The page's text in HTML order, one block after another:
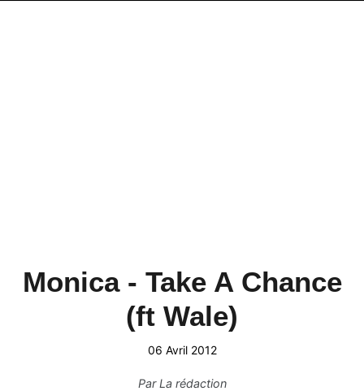
Monica - Take A Chance
(ft Wale)
06 Avril 2012
ParLa rédaction